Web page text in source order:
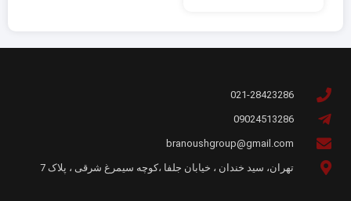
021-28423286
09024513286
branoushgroup@gmail.com
تهران، سید خندان ، خیابان جلفا ،کوچه سیمرغ شرقی ، پلاک 7